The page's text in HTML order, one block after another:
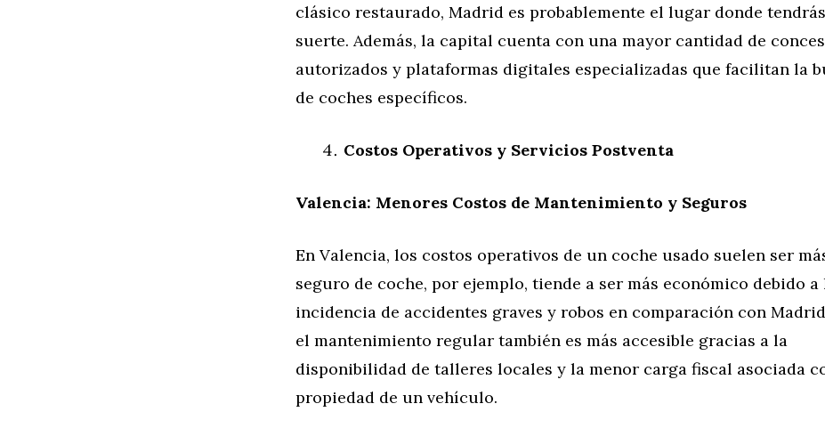
clásico restaurado, Madrid es probablemente el lugar donde
suerte. Además, la capital cuenta con una mayor cantidad de
autorizados y plataformas digitales especializadas que facilitan la
de coches específicos.
Costos Operativos y Servicios Postventa
Valencia: Menores Costos de Mantenimiento y Seguros
En Valencia, los costos operativos de un coche usado suelen ser
seguro de coche, por ejemplo, tiende a ser más económico debido a
incidencia de accidentes graves y robos en comparación con
el mantenimiento regular también es más accesible gracias a la
disponibilidad de talleres locales y la menor carga fiscal asociada
propiedad de un vehículo.